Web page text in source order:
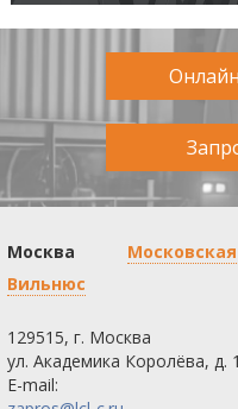
Москва
Вильнюс
129515, г. Москва
ул. Академика Королёва, д.
E-mail: